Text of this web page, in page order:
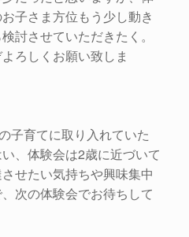
子さま方位もう少し動き
討させていただきたく。
ろしくお願い致しま
子育てに取り入れていた
、体験会は2歳に近づいて
せたい気持ちや興味集中
次の体験会でお待ちして